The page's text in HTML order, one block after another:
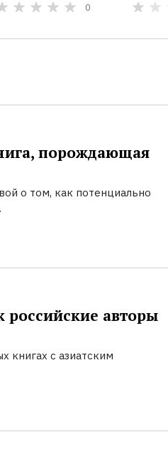
0
порождающая
о том, как потенциально
российские авторы
книгах с азиатским